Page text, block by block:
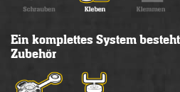
Ein komplettes System
Zubehör